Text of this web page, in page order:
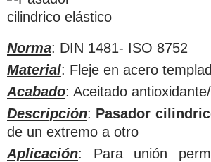
Norma: DIN 1481- ISO 8752
Material: Fleje en acero
Acabado: Aceitado
Descripción: Pasador
de un extremo a otro
Aplicación: Para unión